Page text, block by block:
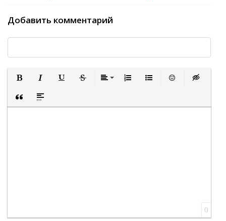
Добавить комментарий
Вставка цитаты
Вставка спойлера
0